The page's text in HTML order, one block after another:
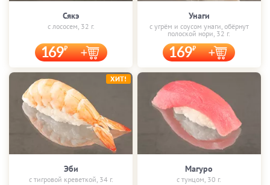
Сякэ
с лососем, 32 г.
169
Унаги
с угрём и соусом унаги, обёрнут
полоской нори, 32 г.
169
Эби
с тигровой креветкой, 34 г.
ХИТ!
Магуро
с тунцом, 30 г.